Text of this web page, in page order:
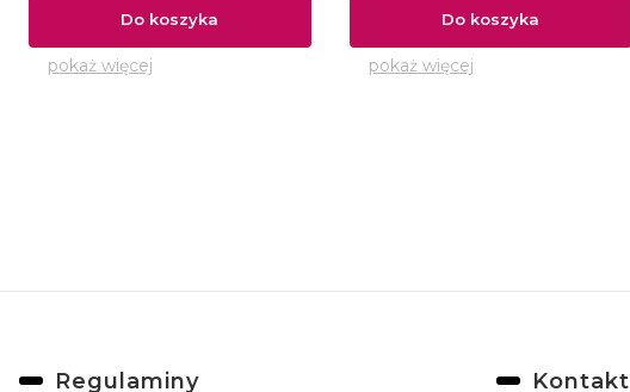
Do koszyka
pokaż więcej
Do koszyka
pokaż więcej
Linki w stopce
Regulaminy Kontakt